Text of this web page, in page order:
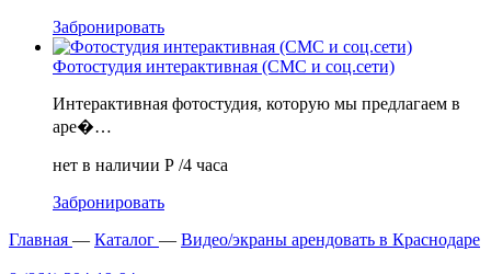
Забронировать
Фотостудия интерактивная (СМС и соц.сети)
Интерактивная фотостудия, которую мы предлагаем в
аре�…
нет в наличии Р /4 часа
Забронировать
Главная — Каталог — Видео/экраны арендовать в Краснодаре